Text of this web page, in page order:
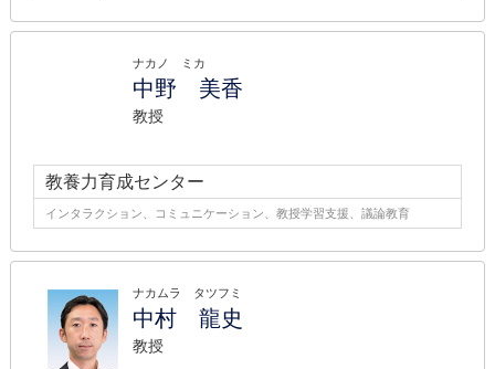
ナカノ ミカ
中野 美香
教授
教養力育成センター
インタラクション、コミュニケーション、教授学習支援、議論教育
ナカムラ タツフミ
中村 龍史
教授